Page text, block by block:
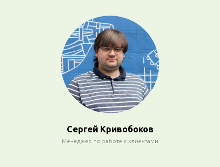
Сергей Кривобоков
Менеджер по работе с клиентами